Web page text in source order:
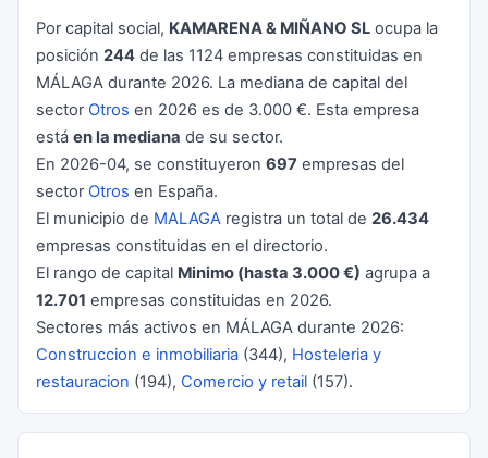
Por capital social, KAMARENA & MIÑANO SL ocupa la
posición 244 de las 1124 empresas constituidas en
MÁLAGA durante 2026. La mediana de capital del
sector Otros en 2026 es de 3.000 €. Esta empresa
está en la mediana de su sector.
En 2026-04, se constituyeron 697 empresas del
sector Otros en España.
El municipio de MALAGA registra un total de 26.434
empresas constituidas en el directorio.
El rango de capital Minimo (hasta 3.000 €) agrupa a
12.701 empresas constituidas en 2026.
Sectores más activos en MÁLAGA durante 2026:
Construccion e inmobiliaria (344), Hosteleria y
restauracion (194), Comercio y retail (157).